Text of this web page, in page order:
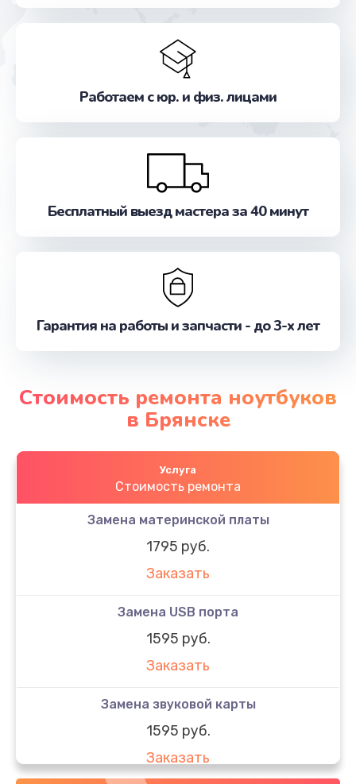
Работаем с юр. и физ. лицами
Бесплатный выезд мастера за 40 минут
Гарантия на работы и запчасти - до 3-х лет
Стоимость ремонта ноутбуков
в Брянске
Услуга
Стоимость ремонта
Замена материнской платы
1795 руб.
Заказать
Замена USB порта
1595 руб.
Заказать
Замена звуковой карты
1595 руб.
Заказать